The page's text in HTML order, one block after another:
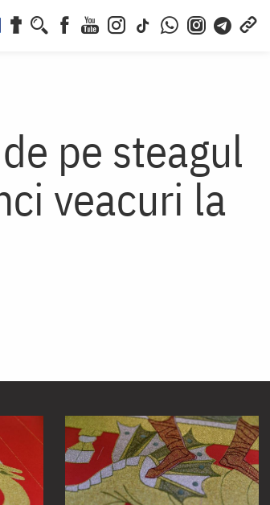
pe steagul
veacuri la